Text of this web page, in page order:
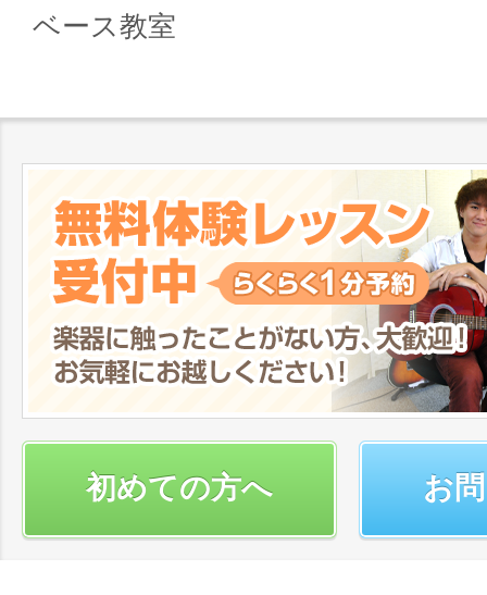
ベース教室
初めての方へ お